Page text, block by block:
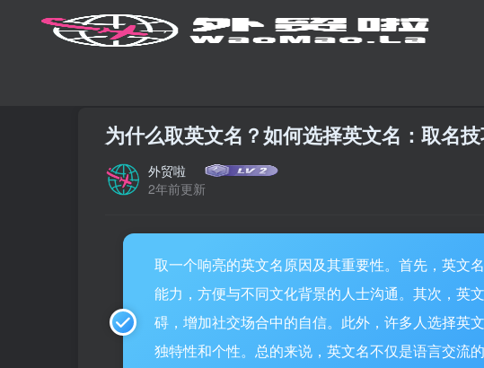
为什么取英文名？如何选择英文名：取名
外贸啦
2年前更新
取一个响亮的英文名原因及其重要性。首先，英文
能力，方便与不同文化背景的人士沟通。其次，英
碍，增加社交场合中的自信。此外，许多人选择英
独特性和个性。总的来说，英文名不仅是语言交流